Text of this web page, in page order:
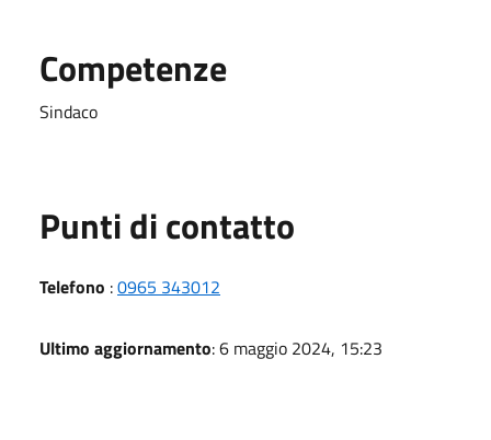
Competenze
Sindaco
Punti di contatto
Telefono :0965 343012
Ultimo aggiornamento: 6 maggio 2024, 15:23